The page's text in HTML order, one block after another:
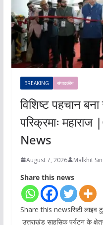
BREAKING संपादकीय
विशिष्ट पहचान
परिक्रमाः
News
August 7, 2026 Malkhit
Share this news
Share this newsसिटी लाइव
उत्तराखंड साहसिक पर्यटन के